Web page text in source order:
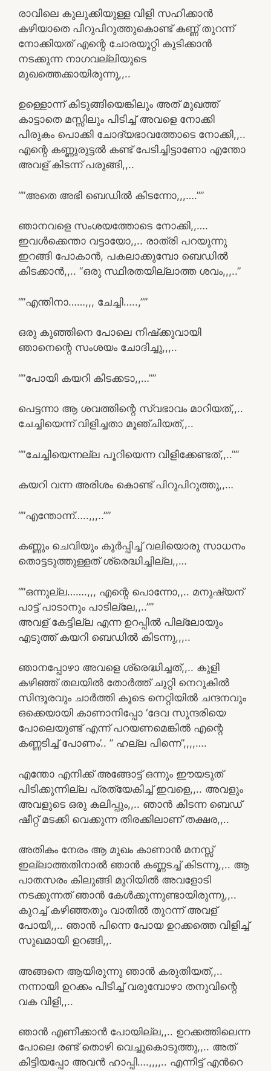
രാവിലെ കുലുക്കിയുള്ള വിളി സഹിക്കാൻ
കഴിയാതെ പിറുപിറുത്തുകൊണ്ട് കണ്ണ് തുറന്ന്
നോക്കിയത് എന്റെ ചോരയൂറ്റി കുടിക്കാൻ
നടക്കുന്ന നാഗവല്ലിയുടെ
മുഖത്തെക്കായിരുന്നു,,..
ഉള്ളൊന്ന് കിടുങ്ങിയെങ്കിലും അത് മുഖത്ത്
കാട്ടാതെ മസ്സിലും പിടിച്ച് അവളെ നോക്കി
പിരുകം പൊക്കി ചോദ്യഭാവത്തോടെ നോക്കി,,..
എന്റെ കണ്ണുരുട്ടൽ കണ്ട് പേടിച്ചിട്ടാണോ എന്തോ
അവള് കിടന്ന് പരുങ്ങി,,..
“”അതെ അഭി ബെഡിൽ കിടന്നോ,,,….””
ഞാനവളെ സംശയത്തോടെ നോക്കി,,….
ഇവൾക്കെന്താ വട്ടായോ,,.. രാത്രി പറയുന്നു
ഇറങ്ങി പോകാൻ, പകലാക്കുമ്പോ ബെഡിൽ
കിടക്കാൻ,,.. “ഒരു സ്ഥിരതയില്ലാത്ത ശവം,,,..”
“”എന്തിനാ……,,, ചേച്ചി…..,””
ഒരു കുഞ്ഞിനെ പോലെ നിഷ്‌ക്കുവായി
ഞാനെന്റെ സംശയം ചോദിച്ചു,,,..
“”പോയി കയറി കിടക്കടാ,,…””
പെട്ടന്നാ ആ ശവത്തിന്റെ സ്വഭാവം മാറിയത്,,..
ചേച്ചിയെന്ന് വിളിച്ചതാ മൂഞ്ചിയത്,,..
“”ചേച്ചിയെന്നല്ല പൂറിയെന്ന വിളിക്കേണ്ടത്,,..””
കയറി വന്ന അരിശം കൊണ്ട് പിറുപിറുത്തു,,…
“”എന്തോന്ന്…..,,,..””
കണ്ണും ചെവിയും കൂർപ്പിച്ച് വലിയൊരു സാധനം
തൊട്ടടുത്തുള്ളത് ശ്രെദ്ധിച്ചില്ല,,…
“”ഒന്നുല്ല…….,,, എന്റെ പൊന്നോ,,.. മനുഷ്യന്
പാട്ട് പാടാനും പാടില്ലേ,,..””
അവള് കേട്ടില്ല എന്ന ഉറപ്പിൽ പില്ലോയും
എടുത്ത് കയറി ബെഡിൽ കിടന്നു,,,..
ഞാനപ്പോഴാ അവളെ ശ്രെദ്ധിച്ചത്,,.. കുളി
കഴിഞ്ഞ് തലയിൽ തോർത്ത് ചുറ്റി നെറുകിൽ
സിന്ദൂരവും ചാർത്തി കൂടെ നെറ്റിയിൽ ചന്ദനവും
ഒക്കെയായി കാണാനിപ്പോ ‘ദേവ സുന്ദരിയെ
പോലെയുണ്ട് എന്ന് പറയണമെങ്കിൽ എന്റെ
കണ്ണടിച്ച് പോണം’.. ” ഹല്ല പിന്നെ”,,,,….
എന്തോ എനിക്ക് അങ്ങോട്ട് ഒന്നും ഈയടുത്
പിടിക്കുന്നില്ല പ്രത്യേകിച്ച് ഇവളെ,,.. അവളും
അവളുടെ ഒരു കലിപ്പും,,.. ഞാൻ കിടന്ന ബെഡ്
ഷീറ്റ് മടക്കി വെക്കുന്ന തിരക്കിലാണ് തക്ഷര,,..
അതികം നേരം ആ മുഖം കാണാൻ മനസ്സ്
ഇല്ലാത്തതിനാൽ ഞാൻ കണ്ണടച്ച് കിടന്നു,,.. ആ
പാതസരം കിലുങ്ങി മുറിയിൽ അവളോടി
നടക്കുന്നത് ഞാൻ കേൾക്കുന്നുണ്ടായിരുന്നു,,..
കുറച്ച് കഴിഞ്ഞതും വാതിൽ തുറന്ന് അവള്
പോയി,,.. ഞാൻ പിന്നെ പോയ ഉറക്കത്തെ വിളിച്ച്
സുഖമായി ഉറങ്ങി,,.
അങ്ങനെ ആയിരുന്നു ഞാൻ കരുതിയത്,,..
നന്നായി ഉറക്കം പിടിച്ച് വരുമ്പോഴാ തനുവിന്റെ
വക വിളി,,..
ഞാൻ എണീക്കാൻ പോയില്ല,,.. ഉറക്കത്തിലെന്ന
പോലെ രണ്ട് തൊഴി വെച്ചുകൊടുത്തു,,.. അത്
കിട്ടിയപ്പോ അവൻ ഹാപ്പി….,,,,.. എന്നിട്ട് എൻറെ